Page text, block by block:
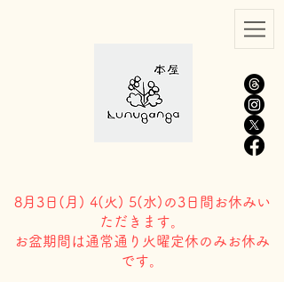
8月3日( 月) 4(火) 5(水)の3日間お休みい
ただきます。
​お盆期間は通常通り火曜定休のみお休み
です。